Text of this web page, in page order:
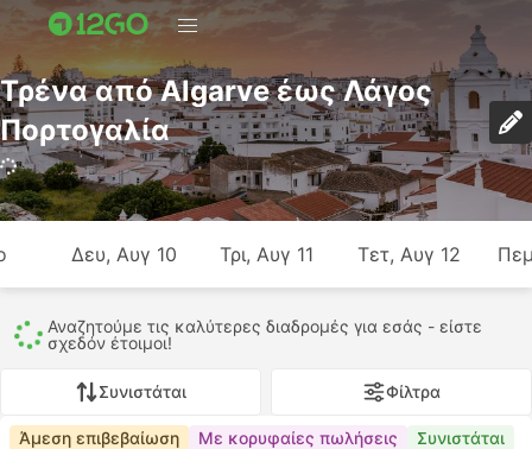
Τρένα από Algarve έως Λάγος
Πορτογαλία
Δευ, Αυγ 10 Τρι, Αυγ 11 Τετ, Αυγ 12
Ακόμη ψάχνουμε - κοιτάζουμε μερικές ακόμη επιλογές…
Συνιστάται Φίλτρα
Άμεση επιβεβαίωση Με κορυφαίες πωλήσεις Συνιστάται